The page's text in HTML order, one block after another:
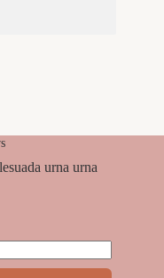
urna urna